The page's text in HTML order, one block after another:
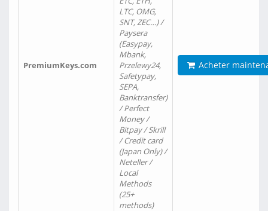
PremiumKeys.com
LTC, OMG,
SNT, ZEC…) /
Paysera
(Easypay,
Mbank,
Przelewy24,
Safetypay,
SEPA,
Banktransfer)
/ Perfect
Money /
Bitpay / Skrill
/ Credit card
(Japan Only) /
Neteller /
Local
Methods
(25+
methods)
Acheter